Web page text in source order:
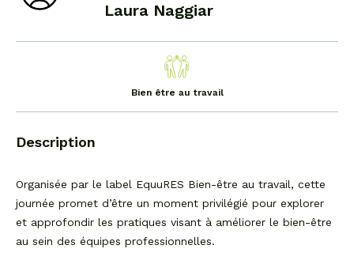
Laura Naggiar
Bien être au travail
Description
Organisée par le label EquuRES Bien-être au travail, cette
journée promet d’être un moment privilégié pour explorer
et approfondir les pratiques visant à améliorer le bien-être
au sein des équipes professionnelles.